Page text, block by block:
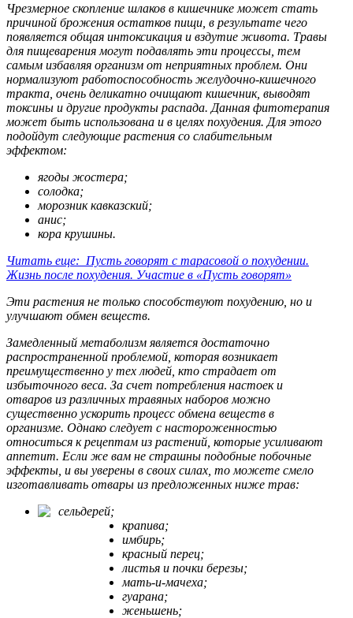
Чрезмерное скопление шлаков в кишечнике может стать
причиной брожения остатков пищи, в результате чего
появляется общая интоксикация и вздутие живота. Травы
для пищеварения могут подавлять эти процессы, тем
самым избавляя организм от неприятных проблем. Они
нормализуют работоспособность желудочно-кишечного
тракта, очень деликатно очищают кишечник, выводят
токсины и другие продукты распада. Данная фитотерапия
может быть использована и в целях похудения. Для этого
подойдут следующие растения со слабительным
эффектом:
ягоды жостера;
солодка;
морозник кавказский;
анис;
кора крушины.
Читать еще: Пусть говорят с тарасовой о похудении.
Жизнь после похудения. Участие в «Пусть говорят»
Эти растения не только способствуют похудению, но и
улучшают обмен веществ.
Замедленный метаболизм является достаточно
распространенной проблемой, которая возникает
преимущественно у тех людей, кто страдает от
избыточного веса. За счет потребления настоек и
отваров из различных травяных наборов можно
существенно ускорить процесс обмена веществ в
организме. Однако следует с настороженностью
относиться к рецептам из растений, которые усиливают
аппетит. Если же вам не страшны подобные побочные
эффекты, и вы уверены в своих силах, то можете смело
изготавливать отвары из предложенных ниже трав:
сельдерей;
крапива;
имбирь;
красный перец;
листья и почки березы;
мать-и-мачеха;
гуарана;
женьшень;